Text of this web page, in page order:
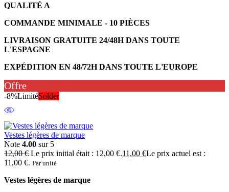
QUALITÉ A
COMMANDE MINIMALE - 10 PIÈCES
LIVRAISON GRATUITE 24/48H DANS TOUTE
L'ESPAGNE
EXPÉDITION EN 48/72H DANS TOUTE L'EUROPE
Offre
-8%LimitéSolder
Vestes légères de marque
Note 4.00 sur 5
12,00€ Le prix initial était : 12,00 €.11,00 €Le prix actuel est :
11,00 €. Par unité
Vestes légères de marque